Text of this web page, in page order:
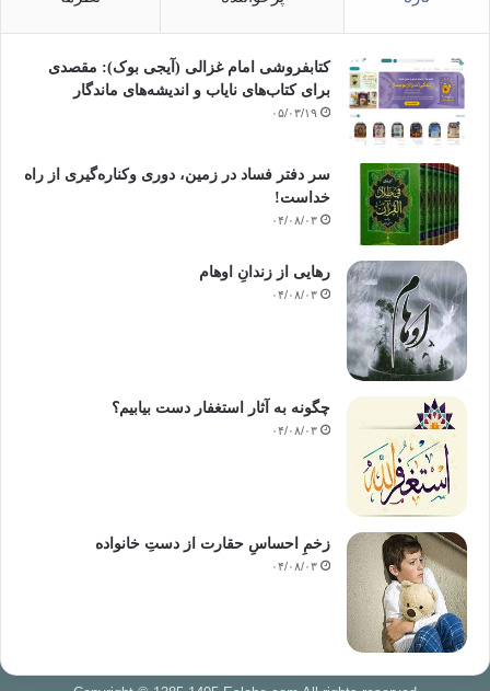
کتابفروشی امام غزالی (آیجی بوک): مقصدی
برای کتاب‌های نایاب و اندیشه‌های ماندگار
۰۵/۰۳/۱۹
سر دفتر فساد در زمین‌، دوری وکناره‌گیری از راه
خداست‌!
۰۴/۰۸/۰۳
رهایی از زندانِ اوهام
۰۴/۰۸/۰۳
چگونه به آثار استغفار دست بیابیم؟
۰۴/۰۸/۰۳
زخمِ احساسِ حقارت از دستِ خانواده
۰۴/۰۸/۰۳